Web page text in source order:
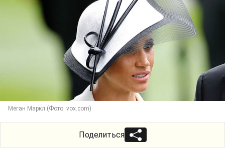
Меган Маркл (Фото: vox.com)
Поделиться